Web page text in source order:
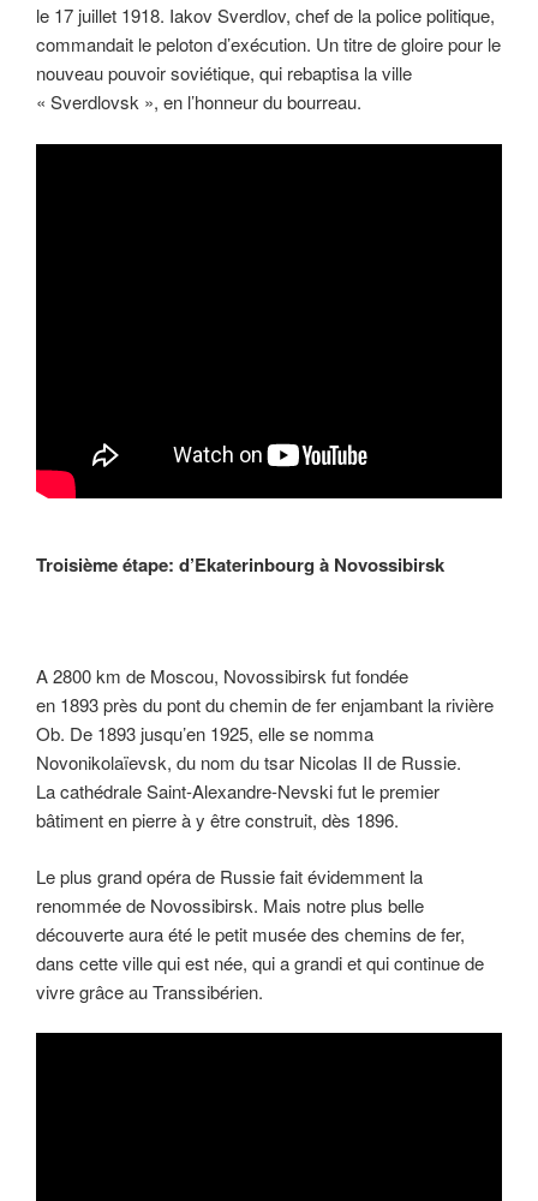
le 17 juillet 1918. Iakov Sverdlov, chef de la police politique,
commandait le peloton d’exécution. Un titre de gloire pour le
nouveau pouvoir soviétique, qui rebaptisa la ville
« Sverdlovsk », en l’honneur du bourreau.
Troisième étape: d’Ekaterinbourg à Novossibirsk
A 2800 km de Moscou, Novossibirsk fut fondée
en 1893 près du pont du chemin de fer enjambant la rivière
Ob. De 1893 jusqu’en 1925, elle se nomma
Novonikolaïevsk, du nom du tsar Nicolas II de Russie.
La cathédrale Saint-Alexandre-Nevski fut le premier
bâtiment en pierre à y être construit, dès 1896.
Le plus grand opéra de Russie fait évidemment la
renommée de Novossibirsk. Mais notre plus belle
découverte aura été le petit musée des chemins de fer,
dans cette ville qui est née, qui a grandi et qui continue de
vivre grâce au Transsibérien.